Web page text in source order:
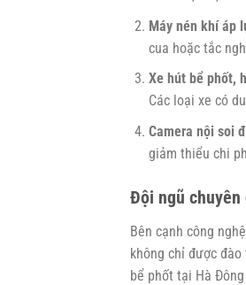
Máy nén khí áp
cua hoặc tắc
Xe hút bể phốt,
Các loại xe có
Camera nội soi
giảm thiểu chi
Đội ngũ chuyên
Bên cạnh công
không chỉ được
bể phốt tại Hà Đông